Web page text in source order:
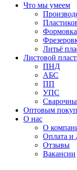
Что мы умеем
Формовка
Литьё
Листовой
ПНД
АБС
ПП
УПС
Оптовым
О нас
О
Оплата и
Отзывы
Вакансии